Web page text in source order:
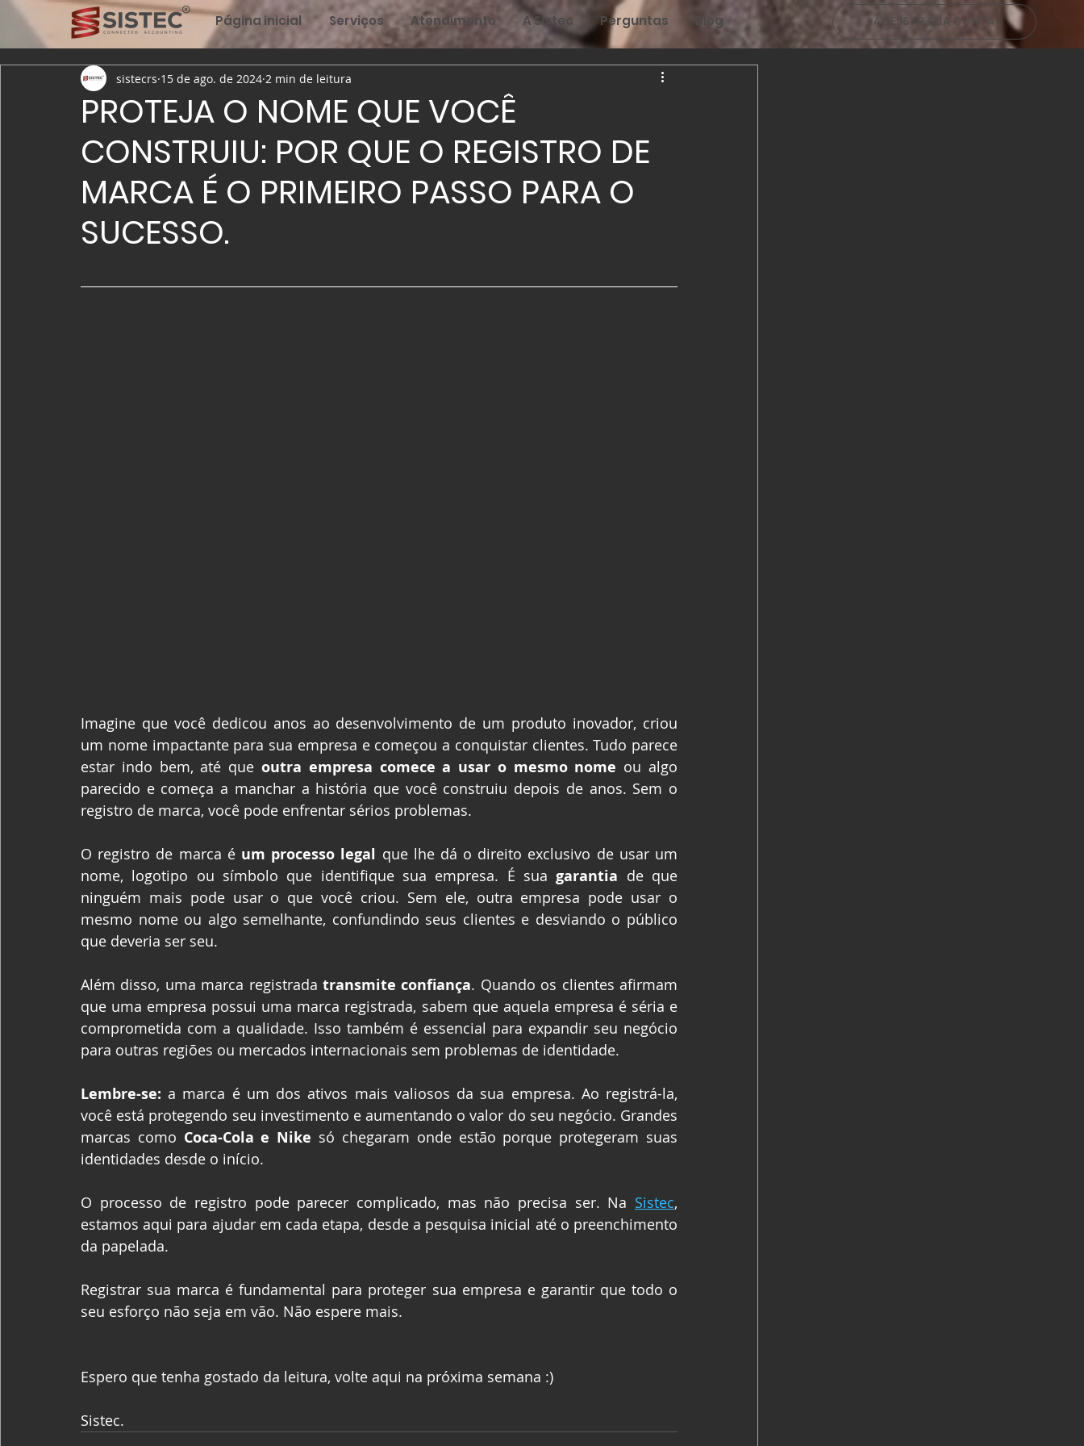
Página inicial Serviços Atendimento A Sistec Perguntas Blog ACESSAR SUA CONTA
PROTEJA O NOME QUE VOCÊ
CONSTRUIU: POR QUE O REGISTRO DE
MARCA É O PRIMEIRO PASSO PARA O
SUCESSO.
sistecrs 15 de ago. de 2024 2 min de leitura
Imagine que você dedicou anos ao desenvolvimento de um produto inovador, criou
um nome impactante para sua empresa e começou a conquistar clientes. Tudo parece
estar indo bem, até que outra empresa comece a usar o mesmo nome ou algo
parecido e começa a manchar a história que você construiu depois de anos. Sem o
registro de marca, você pode enfrentar sérios problemas.
O registro de marca é um processo legal que lhe dá o direito exclusivo de usar um
nome, logotipo ou símbolo que identifique sua empresa. É sua garantia de que
ninguém mais pode usar o que você criou. Sem ele, outra empresa pode usar o
mesmo nome ou algo semelhante, confundindo seus clientes e desviando o público
que deveria ser seu.
Além disso, uma marca registrada transmite confiança. Quando os clientes afirmam
que uma empresa possui uma marca registrada, sabem que aquela empresa é séria e
comprometida com a qualidade. Isso também é essencial para expandir seu negócio
para outras regiões ou mercados internacionais sem problemas de identidade.
Lembre-se: a marca é um dos ativos mais valiosos da sua empresa. Ao registrá-la,
você está protegendo seu investimento e aumentando o valor do seu negócio. Grandes
marcas como Coca-Cola e Nike só chegaram onde estão porque protegeram suas
identidades desde o início.
O processo de registro pode parecer complicado, mas não precisa ser. Na Sistec,
estamos aqui para ajudar em cada etapa, desde a pesquisa inicial até o preenchimento
da papelada.
Registrar sua marca é fundamental para proteger sua empresa e garantir que todo o
seu esforço não seja em vão. Não espere mais.
Espero que tenha gostado da leitura, volte aqui na próxima semana :)
Sistec.